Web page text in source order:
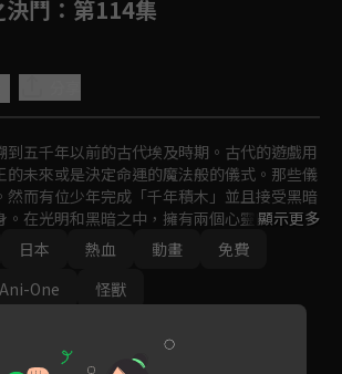
鬥 ：第114集
到五千年以前的古代埃及時期。古代的遊戲用
的未來或是決定命運的魔法般的儀式。那些儀
然而有位少年完成「千年積木」並且接受黑暗
。在光明和黑暗之中，擁有兩個心靈的少年以
決鬥。
顯示更多
日本 熱血 動畫
免費
Ani-One 怪獸